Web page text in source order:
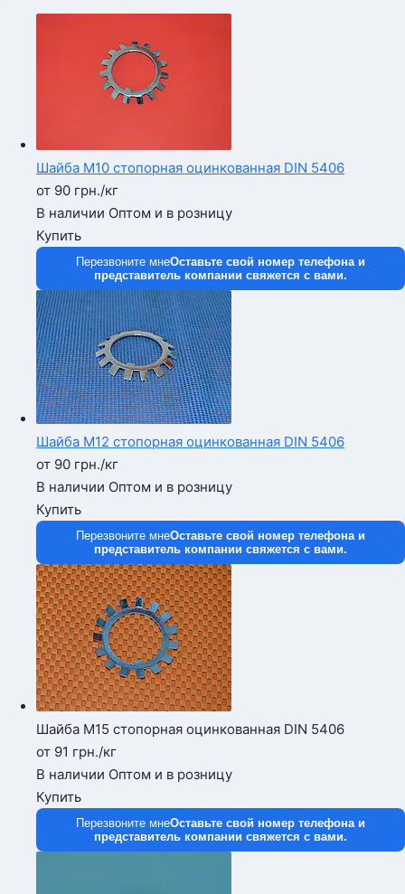
Шайба М10 стопорная оцинкованная DIN 5406
от 90 грн./кг
В наличии Оптом и в розницу
Купить
Перезвоните мнеОставьте свой номер телефона и
представитель компании свяжется с вами.
Шайба М12 стопорная оцинкованная DIN 5406
от 90 грн./кг
В наличии Оптом и в розницу
Купить
Перезвоните мнеОставьте свой номер телефона и
представитель компании свяжется с вами.
Шайба М15 стопорная оцинкованная DIN 5406
от 91 грн./кг
В наличии Оптом и в розницу
Купить
Перезвоните мнеОставьте свой номер телефона и
представитель компании свяжется с вами.